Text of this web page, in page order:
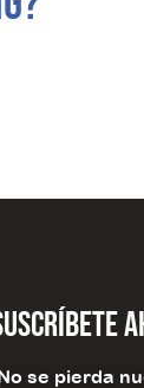
se pierda